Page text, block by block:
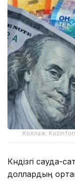
Коллаж:
Күндізгі
доллардың